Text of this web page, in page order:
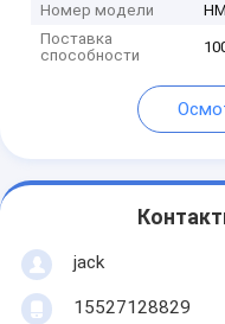
Номер модели
Поставка
способности
jack
15527128829